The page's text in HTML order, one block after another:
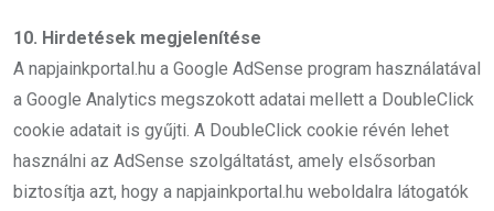
10. Hirdetések megjelenítése
A napjainkportal.hu a Google AdSense program használatával
a Google Analytics megszokott adatai mellett a DoubleClick
cookie adatait is gyűjti. A DoubleClick cookie révén lehet
használni az AdSense szolgáltatást, amely elsősorban
biztosítja azt, hogy a napjainkportal.hu weboldalra látogatók